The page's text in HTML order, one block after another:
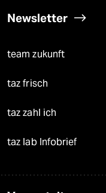
Newsletter
team zukunft
taz frisch
taz zahl ich
taz lab Infobrief